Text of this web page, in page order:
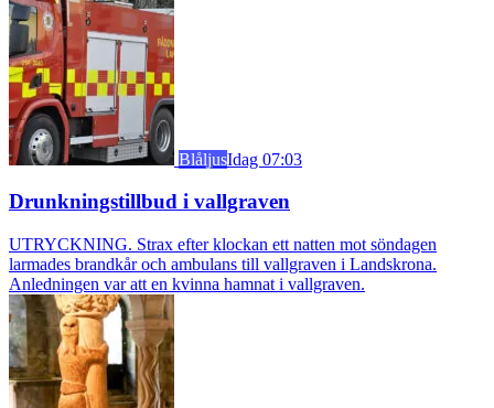
BlåljusIdag 07:03
Drunkningstillbud i vallgraven
UTRYCKNING. Strax efter klockan ett natten mot söndagen
larmades brandkår och ambulans till vallgraven i Landskrona.
Anledningen var att en kvinna hamnat i vallgraven.